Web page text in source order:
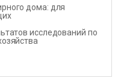
дома: для
исследований по